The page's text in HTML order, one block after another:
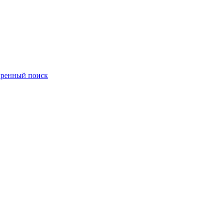
поиск